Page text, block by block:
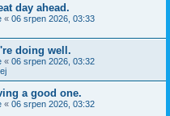
day ahead.
« 06 srpen 2026, 03:33
doing well.
« 06 srpen 2026, 03:32
a good one.
« 06 srpen 2026, 03:32